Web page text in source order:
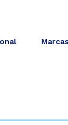
Marcas